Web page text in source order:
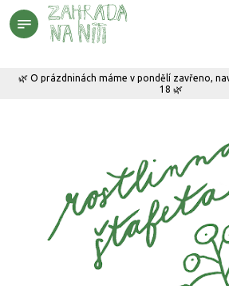
Přejít
na
🌿 O prázdninách máme v pondělí zavřeno,
18 🌿